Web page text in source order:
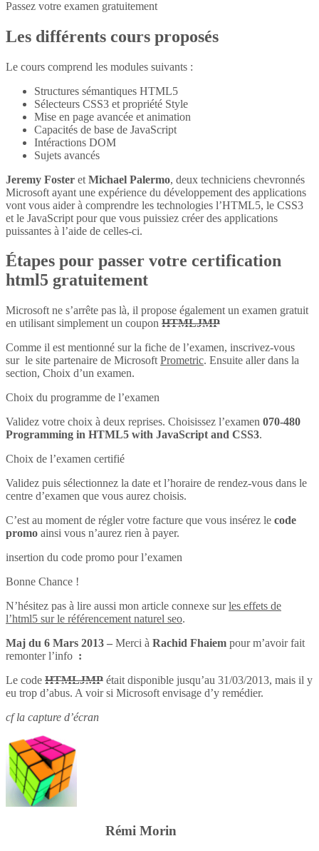
Passez votre examen gratuitement
Les différents cours proposés
Le cours comprend les modules suivants :
Structures sémantiques HTML5
Sélecteurs CSS3 et propriété Style
Mise en page avancée et animation
Capacités de base de JavaScript
Intéractions DOM
Sujets avancés
Jeremy Foster et Michael Palermo, deux techniciens chevronnés
Microsoft ayant une expérience du développement des applications
vont vous aider à comprendre les technologies l’HTML5, le CSS3
et le JavaScript pour que vous puissiez créer des applications
puissantes à l’aide de celles-ci.
Étapes pour passer votre certification
html5 gratuitement
Microsoft ne s’arrête pas là, il propose également un examen gratuit
en utilisant simplement un coupon HTMLJMP
Comme il est mentionné sur la fiche de l’examen, inscrivez-vous
sur le site partenaire de Microsoft Prometric. Ensuite aller dans la
section, Choix d’un examen.
Choix du programme de l’examen
Validez votre choix à deux reprises. Choisissez l’examen 070-480
Programming in HTML5 with JavaScript and CSS3.
Choix de l’examen certifié
Validez puis sélectionnez la date et l’horaire de rendez-vous dans le
centre d’examen que vous aurez choisis.
C’est au moment de régler votre facture que vous insérez le code
promo ainsi vous n’aurez rien à payer.
insertion du code promo pour l’examen
Bonne Chance !
N’hésitez pas à lire aussi mon article connexe surles effets de
l’html5 sur le référencement naturel seo.
Maj du 6 Mars 2013 – Merci à Rachid Fhaiem pour m’avoir fait
remonter l’info :
Le code HTMLJMP était disponible jusqu’au 31/03/2013, mais il y
eu trop d’abus. A voir si Microsoft envisage d’y remédier.
cf la capture d’écran
Rémi Morin